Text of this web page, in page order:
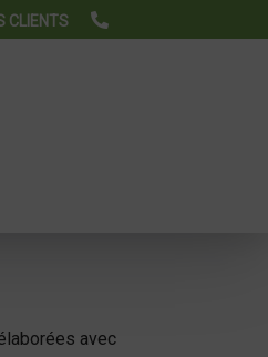
CLIENTS
avec